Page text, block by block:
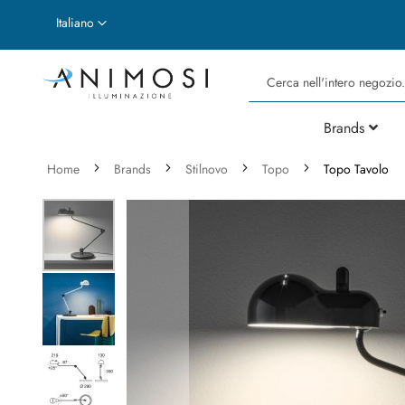
Lingua
Italiano
Cerca
Brands
Home Brands Stilnovo Topo Topo Tavolo
Vai
alla
fine
della
galleria
immagini